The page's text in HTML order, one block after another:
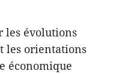
les évolutions
les orientations
économique